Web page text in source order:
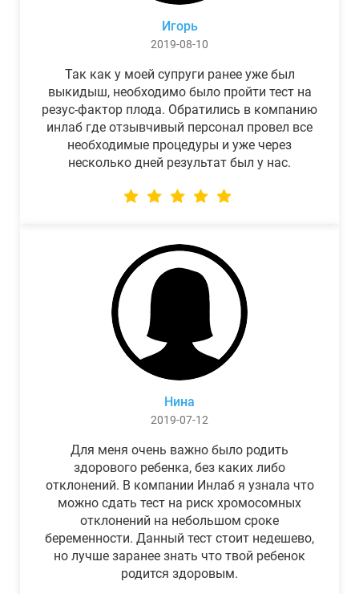
Игорь
2019-08-10
Так как у моей супруги ранее уже был
выкидыш, необходимо было пройти тест на
резус-фактор плода. Обратились в компанию
инлаб где отзывчивый персонал провел все
необходимые процедуры и уже через
несколько дней результат был у нас.
Нина
2019-07-12
Для меня очень важно было родить
здорового ребенка, без каких либо
отклонений. В компании Инлаб я узнала что
можно сдать тест на риск хромосомных
отклонений на небольшом сроке
беременности. Данный тест стоит недешево,
но лучше заранее знать что твой ребенок
родится здоровым.